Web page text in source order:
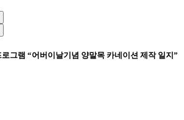
그램 “어버이날기념 양말목 카네이션 제작 일지”